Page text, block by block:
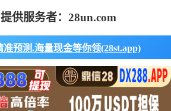
提供服务者：28un.com